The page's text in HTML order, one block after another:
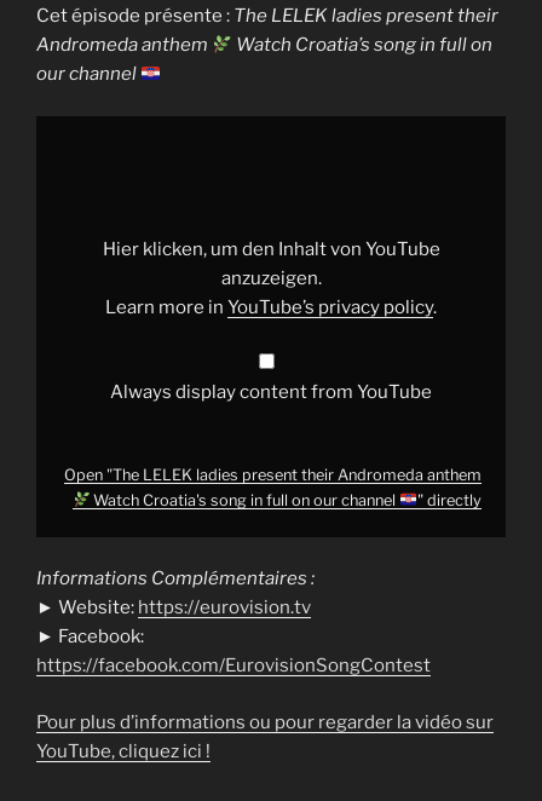
Cet épisode présente : The LELEK ladies present their
Andromeda anthem
Watch Croatia’s song in full on
our channel
Display
Hier klicken, um den Inhalt von YouTube
anzuzeigen.
Learn more in YouTube’s privacy policy.
Always display content from YouTube
Open "The LELEK ladies present their Andromeda anthem
Watch Croatia's song in full on our channel
" directly
Informations Complémentaires :
► Website: https://eurovision.tv
► Facebook:
https://facebook.com/EurovisionSongContest
Pour plus d’informations ou pour regarder la vidéo sur
YouTube, cliquez ici !